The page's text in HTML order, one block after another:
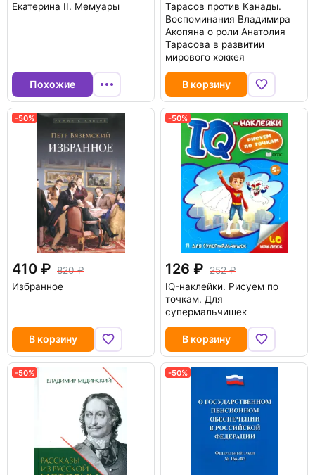
Екатерина II. Мемуары
Похожие
Тарасов против Канады.
Воспоминания Владимира
Акопяна о роли Анатолия
Тарасова в развитии
мирового хоккея
В корзину
-50%
410
820
Избранное
В корзину
-50%
126
252
IQ-наклейки. Рисуем по
точкам. Для
супермальчишек
В корзину
-50% -50%